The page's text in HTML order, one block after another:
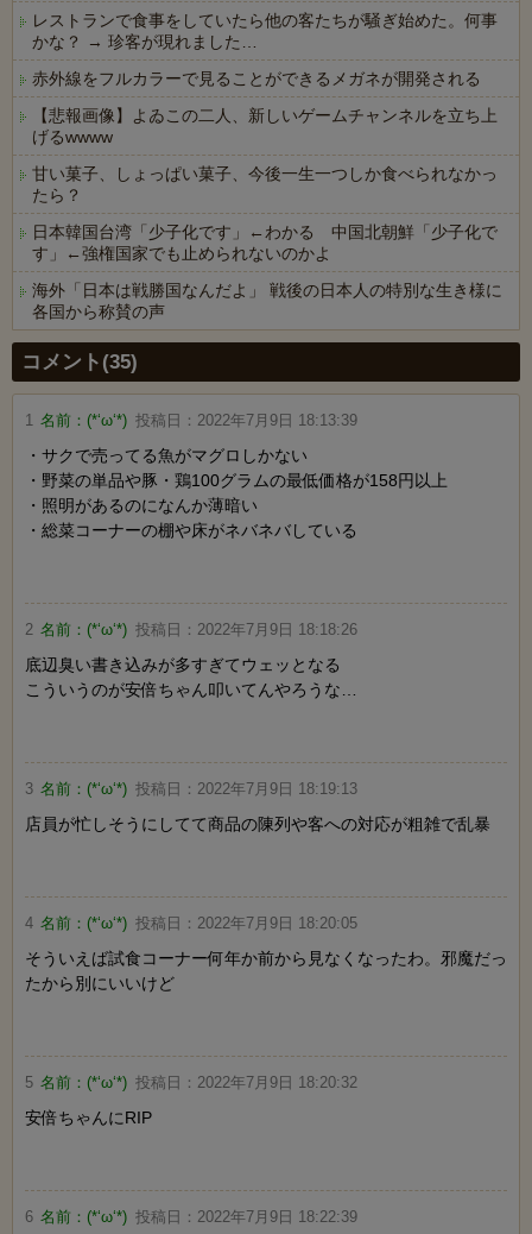
レストランで食事をしていたら他の客たちが騒ぎ始めた。何事
かな？ → 珍客が現れました…
赤外線をフルカラーで見ることができるメガネが開発される
【悲報画像】よゐこの二人、新しいゲームチャンネルを立ち上
げるwwww
甘い菓子、しょっぱい菓子、今後一生一つしか食べられなかっ
たら？
日本韓国台湾「少子化です」←わかる 中国北朝鮮「少子化で
す」←強権国家でも止められないのかよ
海外「日本は戦勝国なんだよ」 戦後の日本人の特別な生き様に
各国から称賛の声
Powered by livedoor 相互RSS
コメント(35)
1 名前： (*‘ω‘*) 投稿日： 2022年7月9日 18:13:39
・サクで売ってる魚がマグロしかない
・野菜の単品や豚・鶏100グラムの最低価格が158円以上
・照明があるのになんか薄暗い
・総菜コーナーの棚や床がネバネバしている
2 名前： (*‘ω‘*) 投稿日： 2022年7月9日 18:18:26
底辺臭い書き込みが多すぎてウェッとなる
こういうのが安倍ちゃん叩いてんやろうな…
3 名前： (*‘ω‘*) 投稿日： 2022年7月9日 18:19:13
店員が忙しそうにしてて商品の陳列や客への対応が粗雑で乱暴
4 名前： (*‘ω‘*) 投稿日： 2022年7月9日 18:20:05
そういえば試食コーナー何年か前から見なくなったわ。邪魔だっ
たから別にいいけど
5 名前： (*‘ω‘*) 投稿日： 2022年7月9日 18:20:32
安倍ちゃんにRIP
6 名前： (*‘ω‘*) 投稿日： 2022年7月9日 18:22:39